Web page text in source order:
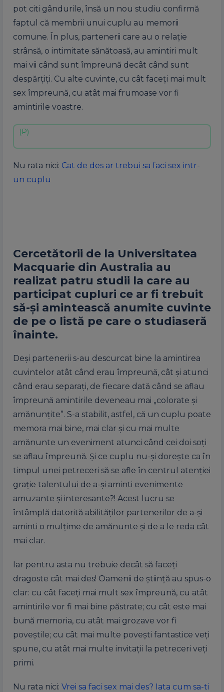
pot citi gândurile, însă un nou studiu confirmă
faptul că membrii unui cuplu au memorii
comune. În plus, partenerii care au o relație
strânsă, o intimitate sănătoasă, au amintiri mult
mai vii când sunt împreună decât când sunt
despărțiți. Cu alte cuvinte, cu cât faceți mai mult
sex împreună, cu atât mai frumoase vor fi
amintirile voastre.
Nu rata nici: Cat de des ar trebui sa faci sex intr-
un cuplu
Cercetătorii de la Universitatea
Macquarie din Australia au
realizat patru studii la care au
participat cupluri ce ar fi trebuit
să-și amintească anumite cuvinte
de pe o listă pe care o studiaseră
înainte.
Deși partenerii s-au descurcat bine la amintirea
cuvintelor atât când erau împreună, cât și atunci
când erau separați, de fiecare dată când se aflau
împreună amintirile deveneau mai „colorate și
amănunțite”. S-a stabilit, astfel, că un cuplu poate
memora mai bine, mai clar și cu mai multe
amănunte un eveniment atunci când cei doi soți
se aflau împreună. Și ce cuplu nu-și dorește ca în
timpul unei petreceri să se afle în centrul atenției
grație talentului de a-și aminti evenimente
amuzante și interesante?! Acest lucru se
întâmplă datorită abilităților partenerilor de a-și
aminti o mulțime de amănunte și de a le reda cât
mai clar.
Iar pentru asta nu trebuie decât să faceți
dragoste cât mai des! Oamenii de știință au spus-o
clar: cu cât faceți mai mult sex împreună, cu atât
amintirile vor fi mai bine păstrate; cu cât este mai
bună memoria, cu atât mai grozave vor fi
poveștile; cu cât mai multe povești fantastice veți
spune, cu atât mai multe invitații la petreceri veți
primi.
Nu rata nici: Vrei sa faci sex mai des? Iata cum sa-ti